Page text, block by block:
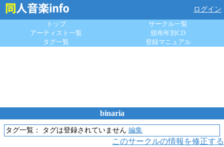
ログイン
トップ
サークル一覧
アーティスト一覧
頒布年別CD
タグ一覧
登録マニュアル
binaria
タグ一覧： タグは登録されていません 編集
このサークルの情報を修正する